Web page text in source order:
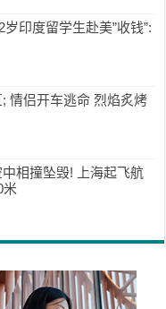
印度留学生赴美”收钱”:
情侣开车逃命 烈焰炙烤
相撞坠毁! 上海起飞航
米